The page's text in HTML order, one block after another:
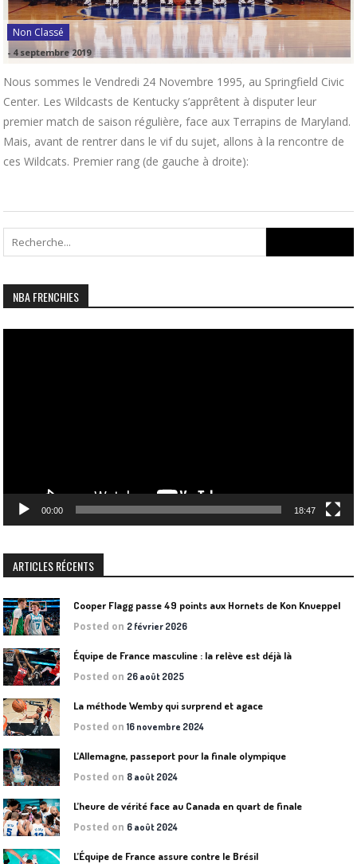
Non Classé
- 4 septembre 2019
Nous sommes le Vendredi 24 Novembre 1995, au Springfield Civic
Center. Les Wildcasts de Kentucky s’apprêtent à disputer leur
premier match de saison régulière, face aux Terrapins de Maryland.
Mais, avant de rentrer dans le vif du sujet, allons à la rencontre de
ces Wildcats. Premier rang (de gauche à droite):
for:
NBA FRENCHIES
00:00 18:47
ARTICLES RÉCENTS
Cooper Flagg passe 49 points aux Hornets de Kon Knueppel
Posted on 2 février 2026
Équipe de France masculine : la relève est déjà là
Posted on 26 août 2025
La méthode Wemby qui surprend et agace
Posted on16 novembre 2024
L’Allemagne, passeport pour la finale olympique
Posted on 8 août 2024
L’heure de vérité face au Canada en quart de finale
Posted on 6 août 2024
L’Équipe de France assure contre le Brésil